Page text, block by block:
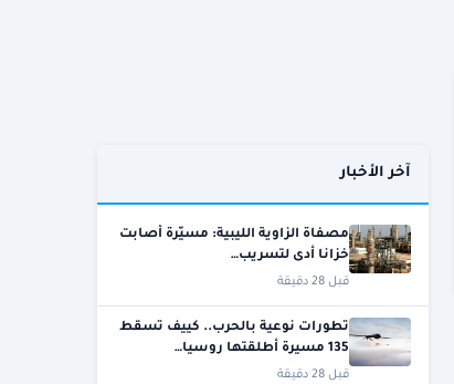
آخر الأخبار
مصفاة الزاوية الليبية: مسيّرة أصابت
خزانا أدى لتسريب…
قبل 28 دقيقة
تطورات نوعية بالحرب.. كييف تسقط
135 مسيرة أطلقتها روسيا…
قبل 28 دقيقة